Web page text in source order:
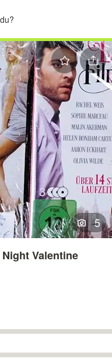
5
Valentine